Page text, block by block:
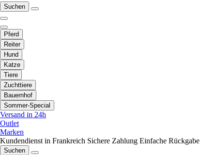
Suchen
Pferd
Reiter
Hund
Katze
Tiere
Zuchttiere
Bauernhof
Sommer-Special
Versand in 24h
Outlet
Marken
Kundendienst in Frankreich Sichere Zahlung Einfache Rückgabe
Suchen